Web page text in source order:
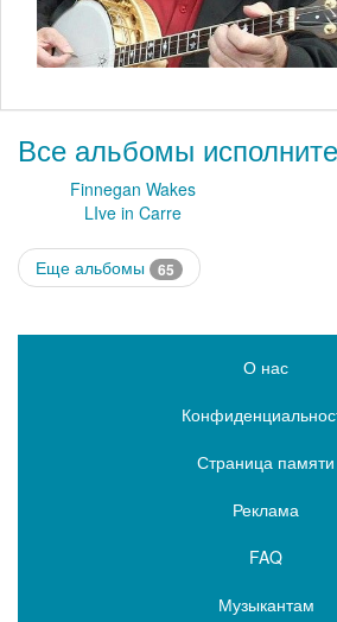
Все альбомы
Finnegan Wakes
LIve in Carre
Еще альбомы 65
О нас
Страница памяти
Реклама
FAQ
Музыкантам